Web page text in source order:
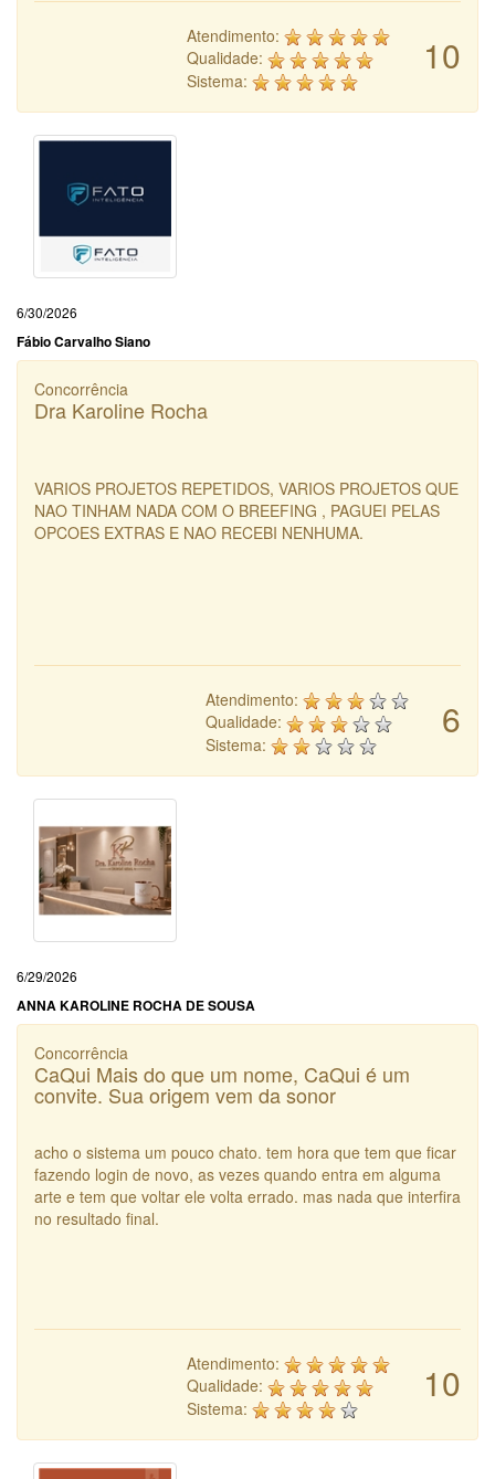
10
Atendimento:
Qualidade:
Sistema:
6/30/2026
Fábio Carvalho Siano
Concorrência
Dra Karoline Rocha
VARIOS PROJETOS REPETIDOS, VARIOS PROJETOS QUE
NAO TINHAM NADA COM O BREEFING , PAGUEI PELAS
OPCOES EXTRAS E NAO RECEBI NENHUMA.
6
Atendimento:
Qualidade:
Sistema:
6/29/2026
ANNA KAROLINE ROCHA DE SOUSA
Concorrência
CaQui Mais do que um nome, CaQui é um
convite. Sua origem vem da sonor
acho o sistema um pouco chato. tem hora que tem que ficar
fazendo login de novo, as vezes quando entra em alguma
arte e tem que voltar ele volta errado. mas nada que interfira
no resultado final.
10
Atendimento:
Qualidade:
Sistema: